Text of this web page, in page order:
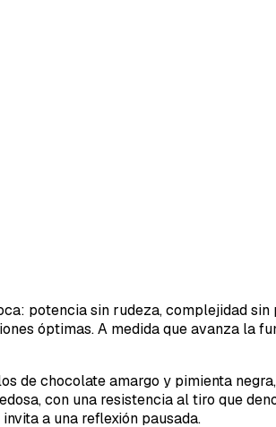
potencia sin rudeza, complejidad
óptimas. A medida que avanza la
de chocolate amargo y pimienta
con una resistencia al tiro que
a una reflexión pausada.